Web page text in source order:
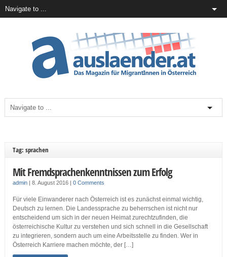
Tag: sprachen
Mit Fremdsprachenkenntnissen zum Erfolg
admin| 8. August 2016 | 0 Comments
Für viele Einwanderer nach Österreich ist es zunächst einmal wichtig,
Deutsch zu lernen. Die Landessprache zu beherrschen ist nicht nur
entscheidend um sich in der neuen Heimat zurechtzufinden, die
österreichische Kultur zu verstehen und sich schnell in die Gesellschaft
zu integrieren, sondern auch um eine Arbeitsstelle zu finden. Wer in
Österreich Karriere machen möchte, der […]